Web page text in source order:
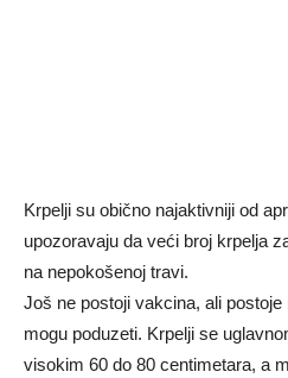
Krpelji su obično najaktivniji od
upozoravaju da veći broj krpelja
na nepokošenoj travi.
Još ne postoji vakcina, ali
mogu poduzeti. Krpelji se
visokim 60 do 80 centimetara, a